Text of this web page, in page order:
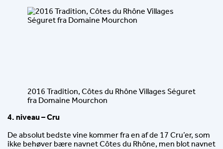
2016 Tradition, Côtes du Rhône Villages Séguret
fra Domaine Mourchon
4. niveau – Cru
De absolut bedste vine kommer fra en af de 17 Cru’er, som
ikke behøver bære navnet Côtes du Rhône, men blot navnet